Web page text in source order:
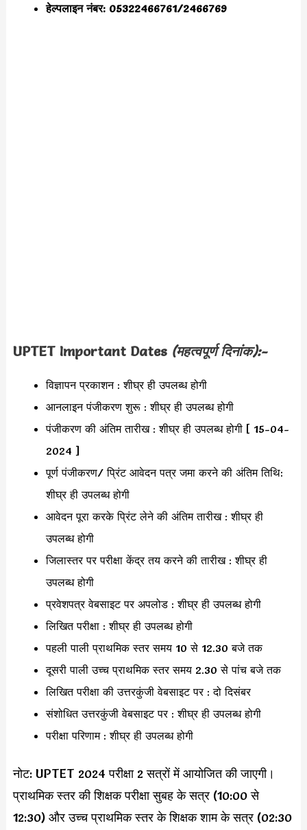
हेल्पलाइन नंबर: 05322466761/2466769
UPTET Important Dates (महत्वपूर्ण दिनांक):-
विज्ञापन प्रकाशन : शीघ्र ही उपलब्ध होगी
आनलाइन पंजीकरण शुरू : शीघ्र ही उपलब्ध होगी
पंजीकरण की अंतिम तारीख : शीघ्र ही उपलब्ध होगी [ 15-04-
2024 ]
पूर्ण पंजीकरण/ प्रिंट आवेदन पत्र जमा करने की अंतिम तिथि:
शीघ्र ही उपलब्ध होगी
आवेदन पूरा करके प्रिंट लेने की अंतिम तारीख : शीघ्र ही
उपलब्ध होगी
जिलास्तर पर परीक्षा केंद्र तय करने की तारीख : शीघ्र ही
उपलब्ध होगी
प्रवेशपत्र वेबसाइट पर अपलोड : शीघ्र ही उपलब्ध होगी
लिखित परीक्षा : शीघ्र ही उपलब्ध होगी
पहली पाली प्राथमिक स्तर समय 10 से 12.30 बजे तक
दूसरी पाली उच्च प्राथमिक स्तर समय 2.30 से पांच बजे तक
लिखित परीक्षा की उत्तरकुंजी वेबसाइट पर : दो दिसंबर
संशोधित उत्तरकुंजी वेबसाइट पर : शीघ्र ही उपलब्ध होगी
परीक्षा परिणाम : शीघ्र ही उपलब्ध होगी
नोट: UPTET 2024 परीक्षा 2 सत्रों में आयोजित की जाएगी।
प्राथमिक स्तर की शिक्षक परीक्षा सुबह के सत्र (10:00 से
12:30) और उच्च प्राथमिक स्तर के शिक्षक शाम के सत्र (02:30